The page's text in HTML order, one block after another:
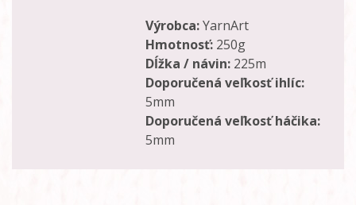
Výrobca:YarnArt
Hmotnosť: 250g
Dĺžka / návin: 225m
Doporučená veľkosť ihlíc:
5mm
Doporučená veľkosť háčika:
5mm